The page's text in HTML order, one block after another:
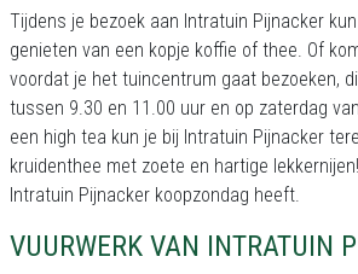
Tijdens je bezoek aan Intratuin Pijnacker
genieten van een kopje koffie of thee. Of
voordat je het tuincentrum gaat bezoeken,
tussen 9.30 en 11.00 uur en op zaterdag
een high tea kun je bij Intratuin Pijnacker
kruidenthee met zoete en hartige
Intratuin Pijnacker koopzondag heeft.
VUURWERK VAN INTRATUIN